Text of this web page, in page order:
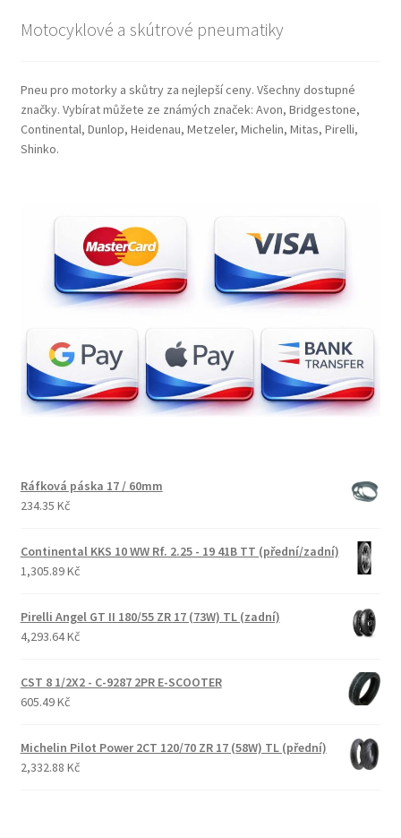
Motocyklové a skútrové pneumatiky
Pneu pro motorky a skůtry za nejlepší ceny. Všechny dostupné
značky. Vybírat můžete ze známých značek: Avon, Bridgestone,
Continental, Dunlop, Heidenau, Metzeler, Michelin, Mitas, Pirelli,
Shinko.
Ráfková páska 17 / 60mm
234.35 Kč
Continental KKS 10 WW Rf. 2.25 - 19 41B TT (přední/zadní)
1,305.89 Kč
Pirelli Angel GT II 180/55 ZR 17 (73W) TL (zadní)
4,293.64 Kč
CST 8 1/2X2 - C-9287 2PR E-SCOOTER
605.49 Kč
Michelin Pilot Power 2CT 120/70 ZR 17 (58W) TL (přední)
2,332.88 Kč